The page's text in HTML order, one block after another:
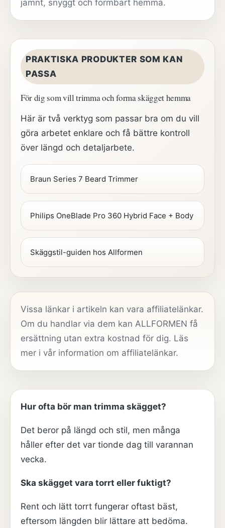
jämnt, snyggt och formbart hemma.
PRAKTISKA PRODUKTER SOM KAN
PASSA
För dig som vill trimma och forma skägget hemma
Här är två verktyg som passar bra om du vill
göra arbetet enklare och få bättre kontroll
över längd och detaljarbete.
Braun Series 7 Beard Trimmer
Philips OneBlade Pro 360 Hybrid Face + Body
Skäggstil-guiden hos Allformen
Vissa länkar i artikeln kan vara affiliatelänkar.
Om du handlar via dem kan ALLFORMEN få
ersättning utan extra kostnad för dig. Läs
mer i vår information om affiliatelänkar.
Hur ofta bör man trimma skägget?
Det beror på längd och stil, men många
håller efter det var tionde dag till varannan
vecka.
Ska skägget vara torrt eller fuktigt?
Rent och lätt torrt fungerar oftast bäst,
eftersom längden blir lättare att bedöma.